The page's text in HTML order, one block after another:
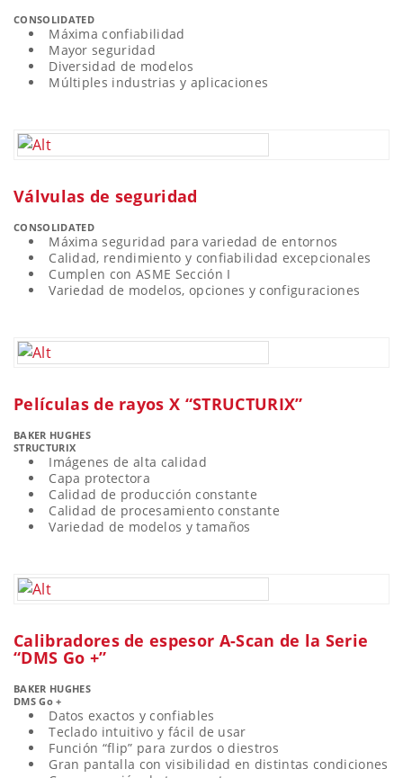
CONSOLIDATED
Máxima confiabilidad
Mayor seguridad
Diversidad de modelos
Múltiples industrias y aplicaciones
Válvulas de seguridad
CONSOLIDATED
Máxima seguridad para variedad de entornos
Calidad, rendimiento y confiabilidad excepcionales
Cumplen con ASME Sección I
Variedad de modelos, opciones y configuraciones
Películas de rayos X “STRUCTURIX”
BAKER HUGHES
STRUCTURIX
Imágenes de alta calidad
Capa protectora
Calidad de producción constante
Calidad de procesamiento constante
Variedad de modelos y tamaños
Calibradores de espesor A-Scan de la Serie
“DMS Go +”
BAKER HUGHES
DMS Go +
Datos exactos y confiables
Teclado intuitivo y fácil de usar
Función “flip” para zurdos o diestros
Gran pantalla con visibilidad en distintas condiciones